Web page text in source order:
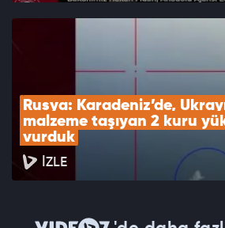
Rusya: Karadeniz’de,
malzeme taşıyan 2 kuru
vurduk
İZLE